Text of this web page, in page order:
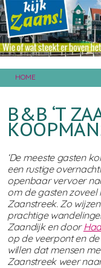
HOME
B&B ‘T
‘De meeste gasten
een rustige
openbaar vervoer
om de gasten zoveel
Zaanstreek. Zo
prachtige
Zaandijk en door
op de veerpont en
willen dat mensen
Zaanstreek weer